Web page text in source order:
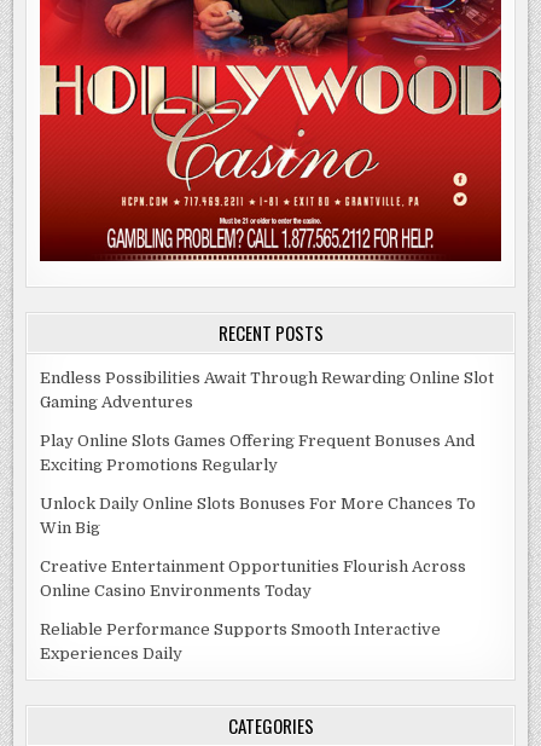
RECENT POSTS
Endless Possibilities Await Through Rewarding Online Slot
Gaming Adventures
Play Online Slots Games Offering Frequent Bonuses And
Exciting Promotions Regularly
Unlock Daily Online Slots Bonuses For More Chances To
Win Big
Creative Entertainment Opportunities Flourish Across
Online Casino Environments Today
Reliable Performance Supports Smooth Interactive
Experiences Daily
CATEGORIES